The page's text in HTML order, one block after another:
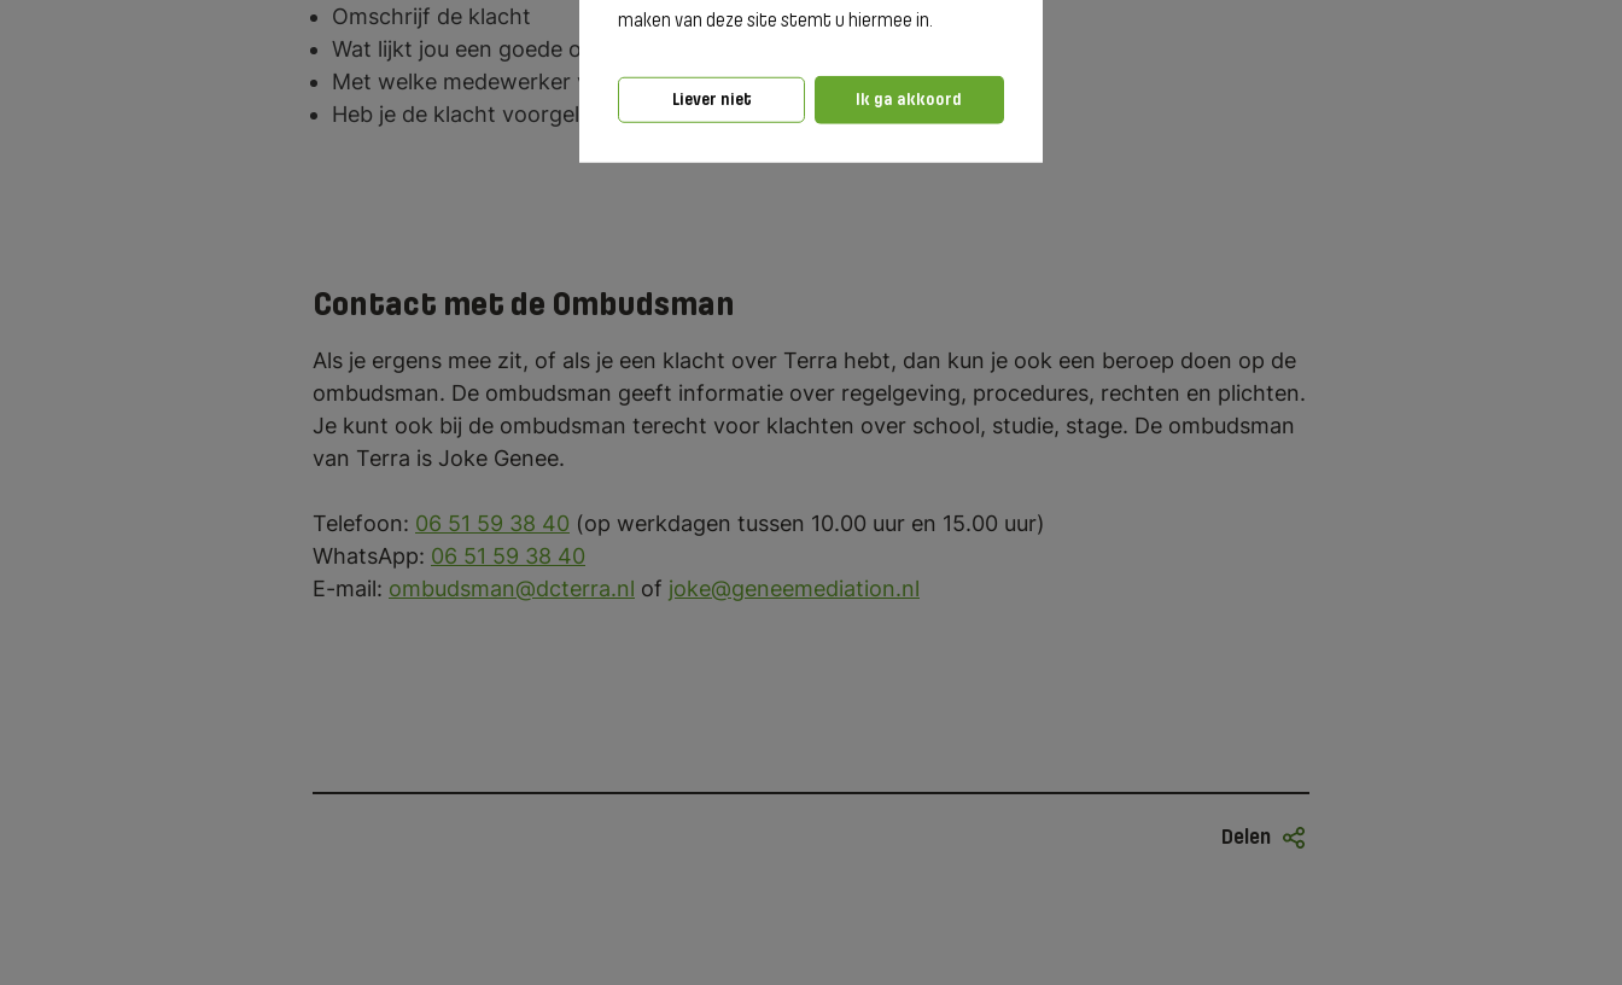
maken van deze site stemt u hiermee in.
Liever niet Ik ga akkoord
Omschrijf de klacht
Wat lijkt jou een goede oplossing?
Met welke medewerker van Terra heb je de klacht besproken?
Heb je de klacht voorgelegd aan de opleidingsdirecteur?
Contact met de Ombudsman
Als je ergens mee zit, of als je een klacht over Terra hebt, dan kun je ook een beroep doen op de
ombudsman. De ombudsman geeft informatie over regelgeving, procedures, rechten en plichten.
Je kunt ook bij de ombudsman terecht voor klachten over school, studie, stage. De ombudsman
van Terra is Joke Genee.
Telefoon: 06 51 59 38 40 (op werkdagen tussen 10.00 uur en 15.00 uur)
WhatsApp: 06 51 59 38 40
E-mail: ombudsman@dcterra.nl of joke@geneemediation.nl
Delen